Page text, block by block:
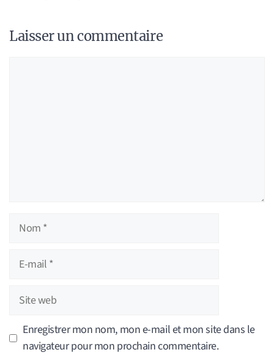
Laisser un commentaire
Nom
Site
web
Enregistrer mon nom, mon e-mail et mon site dans le
navigateur pour mon prochain commentaire.